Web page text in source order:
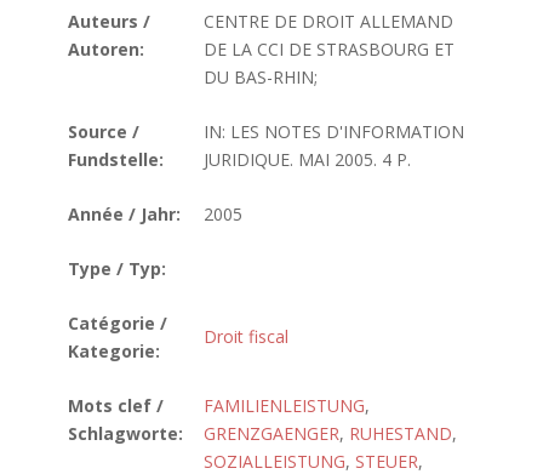
Auteurs /
Autoren:
CENTRE DE DROIT ALLEMAND
DE LA CCI DE STRASBOURG ET
DU BAS-RHIN;
Source /
Fundstelle:
IN: LES NOTES D'INFORMATION
JURIDIQUE. MAI 2005. 4 P.
Année / Jahr: 2005
Type / Typ:
Catégorie /
Kategorie:
Droit fiscal
Mots clef /
Schlagworte:
FAMILIENLEISTUNG,
GRENZGAENGER, RUHESTAND,
SOZIALLEISTUNG, STEUER,